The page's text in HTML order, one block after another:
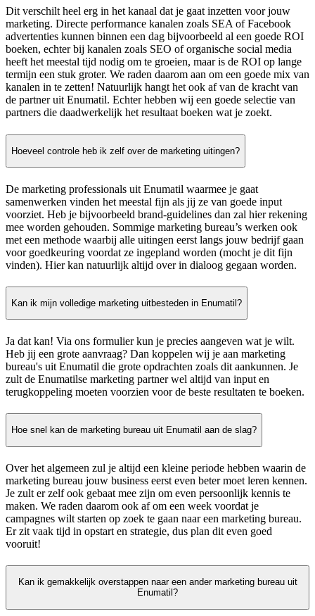
Dit verschilt heel erg in het kanaal dat je gaat inzetten voor jouw
marketing. Directe performance kanalen zoals SEA of Facebook
advertenties kunnen binnen een dag bijvoorbeeld al een goede ROI
boeken, echter bij kanalen zoals SEO of organische social media
heeft het meestal tijd nodig om te groeien, maar is de ROI op lange
termijn een stuk groter. We raden daarom aan om een goede mix van
kanalen in te zetten! Natuurlijk hangt het ook af van de kracht van
de partner uit Enumatil. Echter hebben wij een goede selectie van
partners die daadwerkelijk het resultaat boeken wat je zoekt.
Hoeveel controle heb ik zelf over de marketing uitingen?
De marketing professionals uit Enumatil waarmee je gaat
samenwerken vinden het meestal fijn als jij ze van goede input
voorziet. Heb je bijvoorbeeld brand-guidelines dan zal hier rekening
mee worden gehouden. Sommige marketing bureau’s werken ook
met een methode waarbij alle uitingen eerst langs jouw bedrijf gaan
voor goedkeuring voordat ze ingepland worden (mocht je dit fijn
vinden). Hier kan natuurlijk altijd over in dialoog gegaan worden.
Kan ik mijn volledige marketing uitbesteden in Enumatil?
Ja dat kan! Via ons formulier kun je precies aangeven wat je wilt.
Heb jij een grote aanvraag? Dan koppelen wij je aan marketing
bureau's uit Enumatil die grote opdrachten zoals dit aankunnen. Je
zult de Enumatilse marketing partner wel altijd van input en
terugkoppeling moeten voorzien voor de beste resultaten te boeken.
Hoe snel kan de marketing bureau uit Enumatil aan de slag?
Over het algemeen zul je altijd een kleine periode hebben waarin de
marketing bureau jouw business eerst even beter moet leren kennen.
Je zult er zelf ook gebaat mee zijn om even persoonlijk kennis te
maken. We raden daarom ook af om een week voordat je
campagnes wilt starten op zoek te gaan naar een marketing bureau.
Er zit vaak tijd in opstart en strategie, dus plan dit even goed
vooruit!
Kan ik gemakkelijk overstappen naar een ander marketing bureau uit
Enumatil?